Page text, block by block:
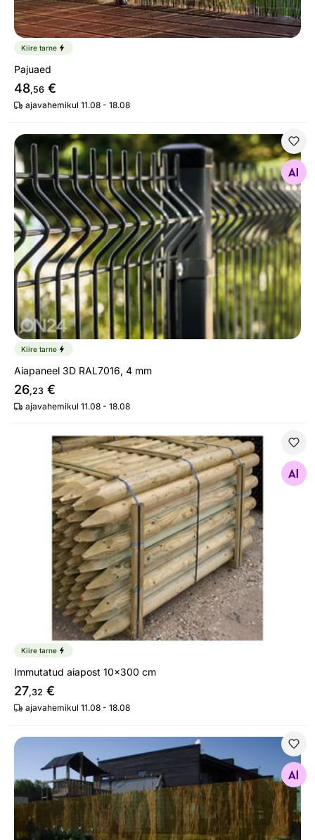
Kiire tarne
Pajuaed
48,56 €
ajavahemikul 11.08 - 18.08
Aiapaneel 3D RAL7016, 4 mm
Otsi sarnaseid
Kiire tarne
Aiapaneel 3D RAL7016, 4 mm
26,23 €
ajavahemikul 11.08 - 18.08
Immutatud aiapost 10x300 cm
Otsi sarnaseid
Kiire tarne
Immutatud aiapost 10x300 cm
27,32 €
ajavahemikul 11.08 - 18.08
Pillirooaed
Otsi sarnaseid